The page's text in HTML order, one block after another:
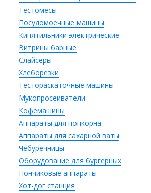
Тестомесы
Посудомоечные машины
Кипятильники электрические
Витрины барные
Слайсеры
Хлеборезки
Тестораскаточные машины
Мукопросеиватели
Кофемашины
Аппараты для попкорна
Аппараты для сахарной ваты
Чебуречницы
Оборудование для бургерных
Пончиковые аппараты
Хот-дог станция